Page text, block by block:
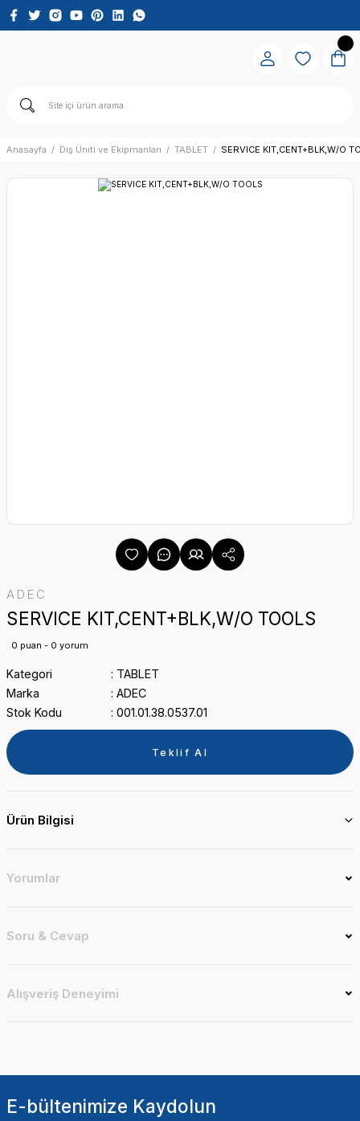
Anasayfa Diş Üniti ve Ekipmanları TABLET SERVICE KIT,CENT+BLK,W/O
ADEC
SERVICE KIT,CENT+BLK,W/O TOOLS
0 puan - 0 yorum
Kategori
TABLET
Marka
ADEC
Stok Kodu
001.01.38.0537.01
Teklif Al
Ürün Bilgisi
Yorumlar
Soru & Cevap
Alışveriş Deneyimi
E-bültenimize Kaydolun